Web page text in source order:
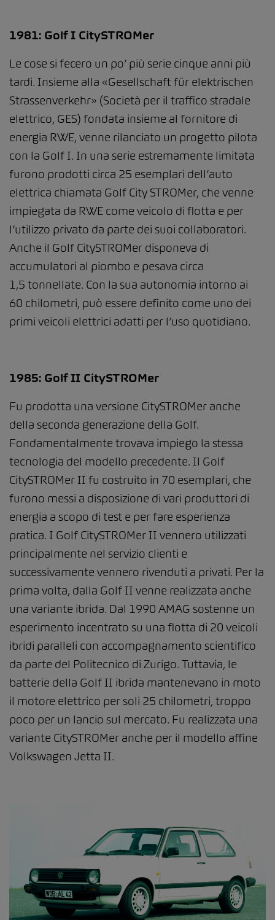
1981: Golf I CitySTROMer
Le cose si fecero un po’ più serie cinque anni più
tardi. Insieme alla «Gesellschaft für elektrischen
Strassenverkehr» (Società per il traffico stradale
elettrico, GES) fondata insieme al fornitore di
energia RWE, venne rilanciato un progetto pilota
con la Golf I. In una serie estremamente limitata
furono prodotti circa 25 esemplari dell’auto
elettrica chiamata Golf City STROMer, che venne
impiegata da RWE come veicolo di flotta e per
l’utilizzo privato da parte dei suoi collaboratori.
Anche il Golf CitySTROMer disponeva di
accumulatori al piombo e pesava circa
1,5 tonnellate. Con la sua autonomia intorno ai
60 chilometri, può essere definito come uno dei
primi veicoli elettrici adatti per l’uso quotidiano.
1985: Golf II CitySTROMer
Fu prodotta una versione CitySTROMer anche
della seconda generazione della Golf.
Fondamentalmente trovava impiego la stessa
tecnologia del modello precedente. Il Golf
CitySTROMer II fu costruito in 70 esemplari, che
furono messi a disposizione di vari produttori di
energia a scopo di test e per fare esperienza
pratica. I Golf CitySTROMer II vennero utilizzati
principalmente nel servizio clienti e
successivamente vennero rivenduti a privati. Per la
prima volta, dalla Golf II venne realizzata anche
una variante ibrida. Dal 1990 AMAG sostenne un
esperimento incentrato su una flotta di 20 veicoli
ibridi paralleli con accompagnamento scientifico
da parte del Politecnico di Zurigo. Tuttavia, le
batterie della Golf II ibrida mantenevano in moto
il motore elettrico per soli 25 chilometri, troppo
poco per un lancio sul mercato. Fu realizzata una
variante CitySTROMer anche per il modello affine
Volkswagen Jetta II.